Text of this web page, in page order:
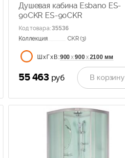
Душевая кабина Esbano ES-
90CKR ES-90CKR
Код товара:35536
Коллекция
CKR (3)
ШхГхВ:900х900х2100 мм
55 463 руб В корзину